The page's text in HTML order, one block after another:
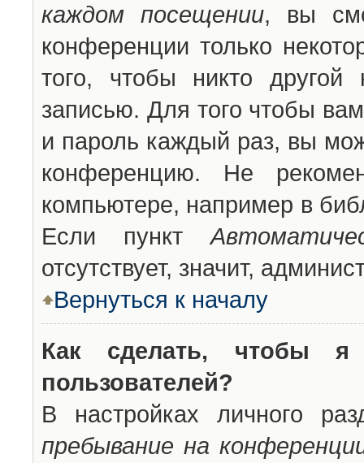
каждом посещении, вы
конференции только
того, чтобы никто другой
записью. Для того чтобы
и пароль каждый раз, вы
конференцию. Не
компьютере, например в
Если пункт
отсутствует, значит,
Вернуться к началу
Как сделать, чтобы
пользователей?
В настройках личного
пребывание на